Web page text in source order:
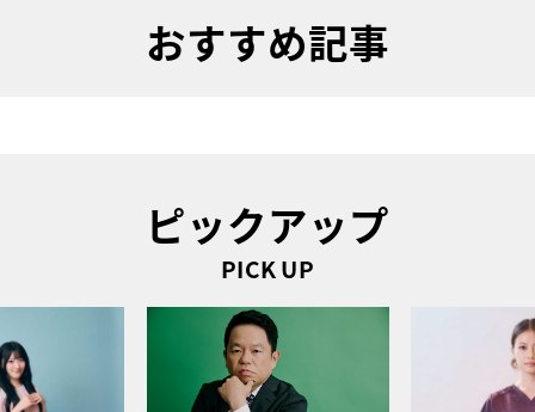
おすすめ記事
ピックアップ
PICK UP